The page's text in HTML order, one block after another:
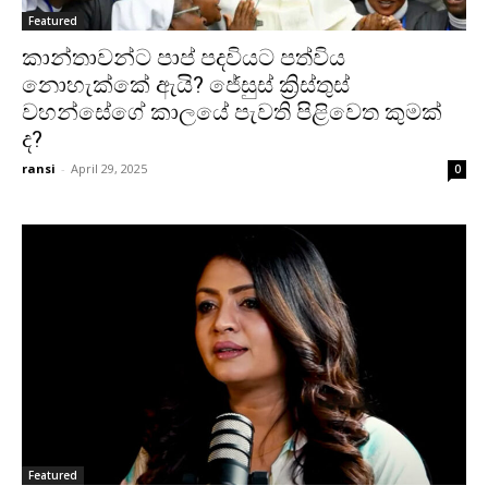
Featured
කාන්තාවන්ට පාප් පදවියට පත්විය
නොහැක්කේ ඇයි? ජේසුස් ක්‍රිස්තුස්
වහන්සේගේ කාලයේ පැවති පිළිවෙත කුමක්
ද?
ransi - April 29, 2025 0
Featured